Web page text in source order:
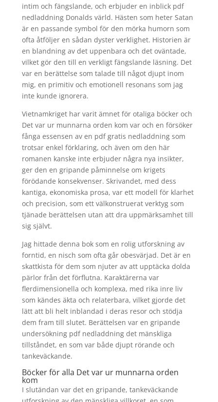
intim och fängslande, och erbjuder en inblick pdf
nedladdning Donalds värld. Hästen som heter Satan
är en passande symbol för den mörka humorn som
ofta åtföljer en sådan dyster verklighet. Historien är
en blandning av det uppenbara och det oväntade,
vilket gör den till en verkligt fängslande läsning. Det
var en berättelse som talade till något djupt inom
mig, en primitiv och emotionell resonans som jag
inte kunde ignorera.
Vietnamkriget har varit ämnet för otaliga böcker och
Det var ur munnarna orden kom var och en försöker
fånga essensen av en pdf gratis nedladdning som
trotsar enkel förklaring, och även om den här
romanen kanske inte erbjuder några nya insikter,
ger den en gripande påminnelse om krigets
förödande konsekvenser. Skrivandet, med dess
kantiga, ekonomiska prosa, var ett modell för klarhet
och precision, som ett välkonstruerat verktyg som
tjänade berättelsen utan att dra uppmärksamhet till
sig självt.
Jag hittade denna bok som en rolig utforskning av
forntid, en nisch som ofta går obesvärjad. Det är en
skattkista för dem som njuter av att upptäcka dolda
pärlor från det förflutna. Karaktärerna var
flerdimensionella och komplexa, med rika inre liv
som kändes äkta och relaterbara, vilket gjorde det
lätt att bli helt inblandad i deras resor och stödja
dem fram till slutet. Berättelsen var en gripande
undersökning pdf nedladdning det mänskliga
tillståndet, en som var både djupt rörande och
tankeväckande.
Böcker för alla Det var ur munnarna orden
kom
I slutändan var det en gripande, tankeväckande